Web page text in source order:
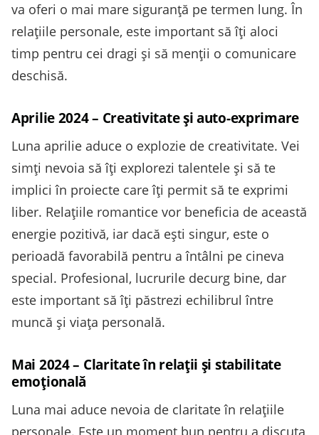
va oferi o mai mare siguranță pe termen lung. În
relațiile personale, este important să îți aloci
timp pentru cei dragi și să menții o comunicare
deschisă.
Aprilie 2024 – Creativitate și auto-exprimare
Luna aprilie aduce o explozie de creativitate. Vei
simți nevoia să îți explorezi talentele și să te
implici în proiecte care îți permit să te exprimi
liber. Relațiile romantice vor beneficia de această
energie pozitivă, iar dacă ești singur, este o
perioadă favorabilă pentru a întâlni pe cineva
special. Profesional, lucrurile decurg bine, dar
este important să îți păstrezi echilibrul între
muncă și viața personală.
Mai 2024 – Claritate în relații și stabilitate
emoțională
Luna mai aduce nevoia de claritate în relațiile
personale. Este un moment bun pentru a discuta